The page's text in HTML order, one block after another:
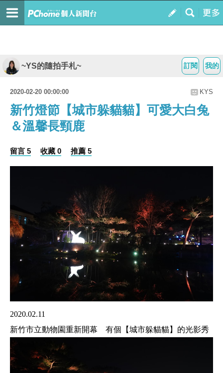
我的
訂閱
~YS的隨拍手札~
2020-02-20 00:00:00 KYS
新竹燈節【城市躲貓貓】可愛大白兔
＆溫馨長頸鹿
留言 5 收藏 0 推薦 5
2020.02.11
新竹市立動物園重新開幕 有個【城市躲貓貓】的光影秀